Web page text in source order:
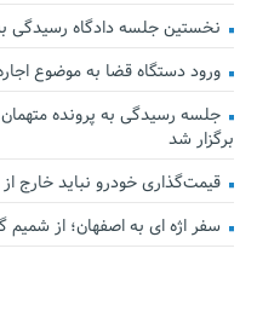
نخستین جلسه دادگاه رسیدگی
ورود دستگاه قضا به موضوع
جلسه رسیدگی به پرونده
برگزار شد
قیمت‌گذاری خودرو نباید خارج
سفر اژه ای به اصفهان؛ از